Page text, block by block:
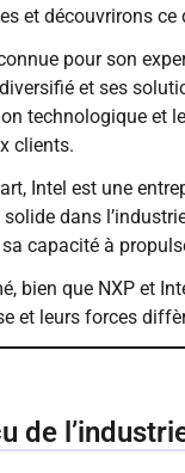
et découvrirons ce
pour son
et ses
technologique et
clients.
Intel est une
solide dans
capacité à
bien que NXP et
et leurs forces
de